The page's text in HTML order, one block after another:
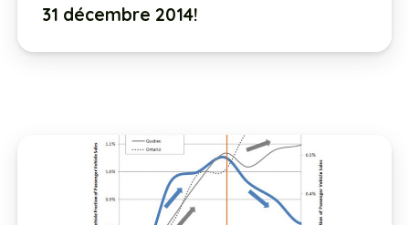
31 décembre 2014!